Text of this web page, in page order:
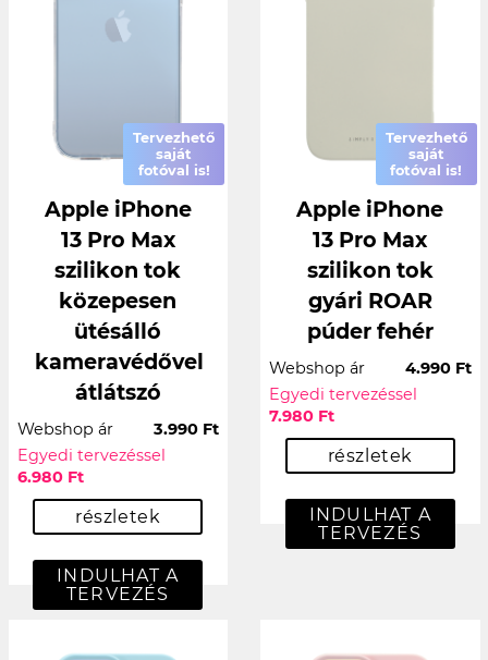
Tervezhető
saját
fotóval is!
Apple iPhone
13 Pro Max
szilikon tok
közepesen
ütésálló
kameravédővel
átlátszó
Webshop ár
3.990 Ft
Egyedi tervezéssel
6.980 Ft
részletek
INDULHAT A
TERVEZÉS
Tervezhető
saját
fotóval is!
Apple iPhone
13 Pro Max
szilikon tok
gyári ROAR
púder fehér
Webshop ár
4.990 Ft
Egyedi tervezéssel
7.980 Ft
részletek
INDULHAT A
TERVEZÉS